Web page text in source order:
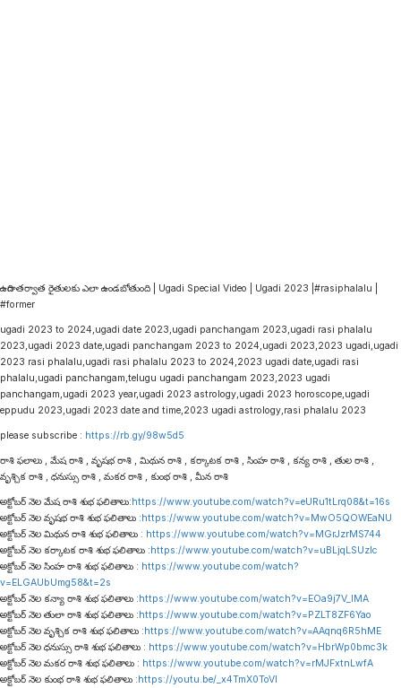
ఉగాది తర్వాత రైతులకు ఎలా ఉండబోతుంది | Ugadi Special Video | Ugadi 2023 |#rasiphalalu |
#former
ugadi 2023 to 2024,ugadi date 2023,ugadi panchangam 2023,ugadi rasi phalalu
2023,ugadi 2023 date,ugadi panchangam 2023 to 2024,ugadi 2023,2023 ugadi,ugadi
2023 rasi phalalu,ugadi rasi phalalu 2023 to 2024,2023 ugadi date,ugadi rasi
phalalu,ugadi panchangam,telugu ugadi panchangam 2023,2023 ugadi
panchangam,ugadi 2023 year,ugadi 2023 astrology,ugadi 2023 horoscope,ugadi
eppudu 2023,ugadi 2023 date and time,2023 ugadi astrology,rasi phalalu 2023
please subscribe : https://rb.gy/98w5d5
రాశి ఫలాలు , మేష రాశి , వృషభ రాశి , మిథున రాశి , కర్కాటక రాశి , సింహ రాశి , కన్య రాశి , తుల రాశి ,
వృశ్చిక రాశి , ధనుస్సు రాశి , మకర రాశి , కుంభ రాశి , మీన రాశి
అక్టోబర్ నెల మేష రాశి శుభ ఫలితాలు:https://www.youtube.com/watch?v=eURu1tLrq08&t=16s
అక్టోబర్ నెల వృషభ రాశి శుభ ఫలితాలు :https://www.youtube.com/watch?v=MwO5QOWEaNU
అక్టోబర్ నెల మిథున రాశి శుభ ఫలితాలు : https://www.youtube.com/watch?v=MGrJzrMS744
అక్టోబర్ నెల కర్కాటక రాశి శుభ ఫలితాలు :https://www.youtube.com/watch?v=uBLjqLSUzIc
అక్టోబర్ నెల సింహ రాశి శుభ ఫలితాలు : https://www.youtube.com/watch?
v=ELGAUbUmg58&t=2s
అక్టోబర్ నెల కన్యా రాశి శుభ ఫలితాలు :https://www.youtube.com/watch?v=EOa9j7V_lMA
అక్టోబర్ నెల తులా రాశి శుభ ఫలితాలు :https://www.youtube.com/watch?v=PZLT8ZF6Yao
అక్టోబర్ నెల వృశ్చిక రాశి శుభ ఫలితాలు :https://www.youtube.com/watch?v=AAqnq6R5hME
అక్టోబర్ నెల ధనుస్సు రాశి శుభ ఫలితాలు : https://www.youtube.com/watch?v=HbrWp0bmc3k
అక్టోబర్ నెల మకర రాశి శుభ ఫలితాలు : https://www.youtube.com/watch?v=rMJFxtnLwfA
అక్టోబర్ నెల కుంభ రాశి శుభ ఫలితాలు :https://youtu.be/_x4TmX0ToVI